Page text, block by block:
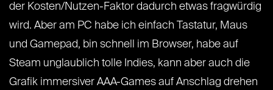
der Kosten/Nutzen-Faktor dadurch etwas fragwürdig
wird. Aber am PC habe ich einfach Tastatur, Maus
und Gamepad, bin schnell im Browser, habe auf
Steam unglaublich tolle Indies, kann aber auch die
Grafik immersiver AAA-Games auf Anschlag drehen